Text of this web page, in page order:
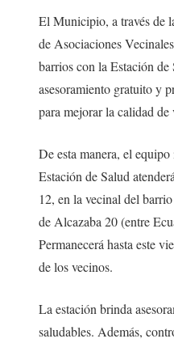
El Municipio, a través de
de Asociaciones
barrios con la Estación
asesoramiento gratuito y
para mejorar la calidad
De esta manera, el
Estación de Salud
12, en la vecinal del
de Alcazaba 20 (entre
Permanecerá hasta este
de los vecinos.
La estación brinda
saludables. Además,